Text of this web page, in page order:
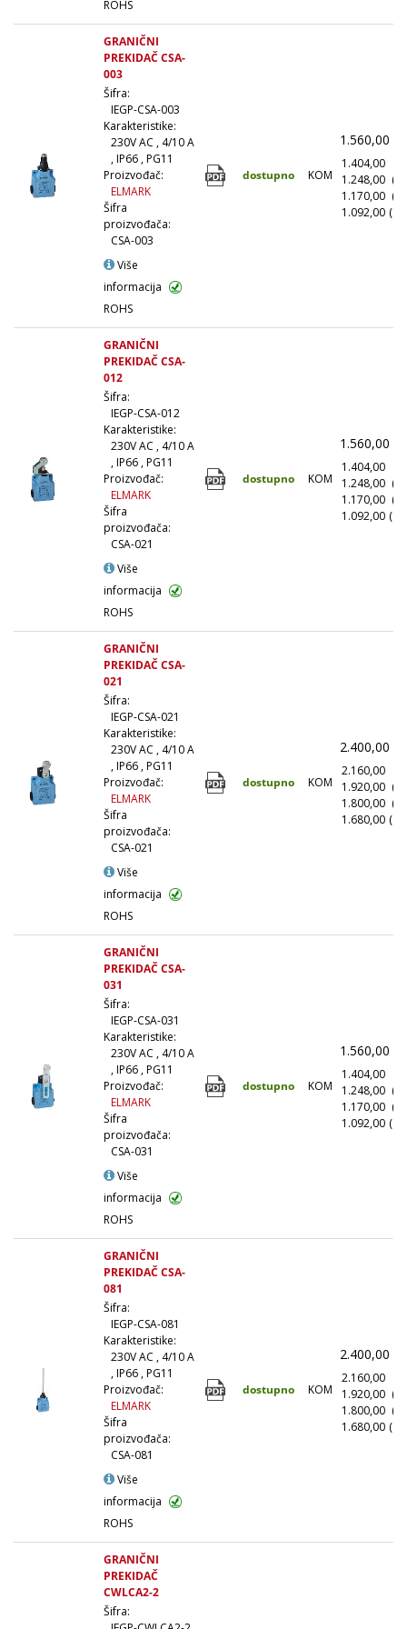
ROHS
GRANIČNI
PREKIDAČ CSA-
003
Šifra:
IEGP-CSA-003
Karakteristike:
230V AC , 4/10 A
, IP66 , PG11
Proizvođač:
ELMARK
Šifra
proizvođača:
CSA-003
Više
informacija
ROHS
dostupno KOM
1.560,00
1.404,00
1.248,00
1.170,00
1.092,00
GRANIČNI
PREKIDAČ CSA-
012
Šifra:
IEGP-CSA-012
Karakteristike:
230V AC , 4/10 A
, IP66 , PG11
Proizvođač:
ELMARK
Šifra
proizvođača:
CSA-021
Više
informacija
ROHS
dostupno KOM
1.560,00
1.404,00
1.248,00
1.170,00
1.092,00
GRANIČNI
PREKIDAČ CSA-
021
Šifra:
IEGP-CSA-021
Karakteristike:
230V AC , 4/10 A
, IP66 , PG11
Proizvođač:
ELMARK
Šifra
proizvođača:
CSA-021
Više
informacija
ROHS
dostupno KOM
2.400,00
2.160,00
1.920,00
1.800,00
1.680,00
GRANIČNI
PREKIDAČ CSA-
031
Šifra:
IEGP-CSA-031
Karakteristike:
230V AC , 4/10 A
, IP66 , PG11
Proizvođač:
ELMARK
Šifra
proizvođača:
CSA-031
Više
informacija
ROHS
dostupno KOM
1.560,00
1.404,00
1.248,00
1.170,00
1.092,00
GRANIČNI
PREKIDAČ CSA-
081
Šifra:
IEGP-CSA-081
Karakteristike:
230V AC , 4/10 A
, IP66 , PG11
Proizvođač:
ELMARK
Šifra
proizvođača:
CSA-081
Više
informacija
ROHS
dostupno KOM
2.400,00
2.160,00
1.920,00
1.800,00
1.680,00
GRANIČNI
PREKIDAČ
CWLCA2-2
Šifra: